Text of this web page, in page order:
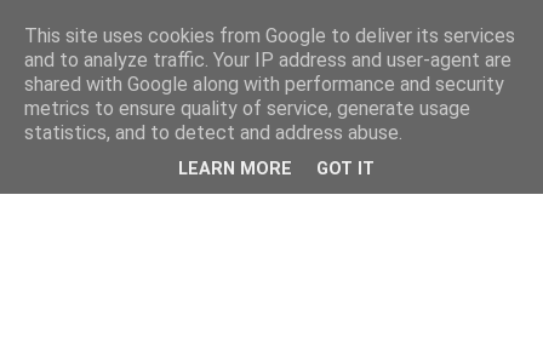
This site uses cookies from Google to deliver its services
and to analyze traffic. Your IP address and user-agent are
shared with Google along with performance and security
metrics to ensure quality of service, generate usage
statistics, and to detect and address abuse.
LEARN MORE GOT IT